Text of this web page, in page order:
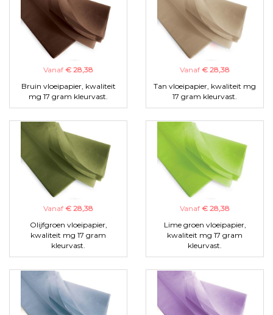
Vanaf € 28,38
Bruin vloeipapier, kwaliteit
mg 17 gram kleurvast.
Vanaf € 28,38
Tan vloeipapier, kwaliteit mg
17 gram kleurvast.
Vanaf € 28,38
Olijfgroen vloeipapier,
kwaliteit mg 17 gram
kleurvast.
Vanaf € 28,38
Lime groen vloeipapier,
kwaliteit mg 17 gram
kleurvast.